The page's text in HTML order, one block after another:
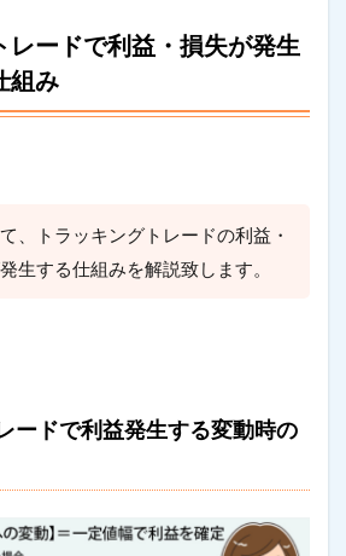
レードで利益・損失が発生
組み
、トラッキングトレードの利益・
生する仕組みを解説致します。
ードで利益発生する変動時の